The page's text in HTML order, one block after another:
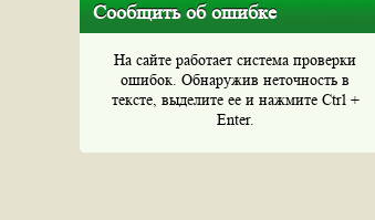
Сообщить об ошибке
На сайте работает система проверки
ошибок. Обнаружив неточность в
тексте, выделите ее и нажмите Ctrl +
Enter.